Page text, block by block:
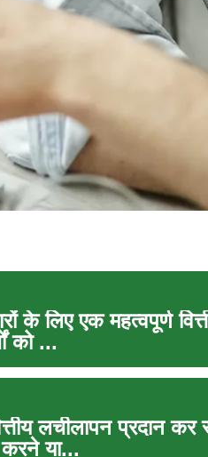
के लिए एक महत्वपूर्ण
को ...
लचीलापन प्रदान
करने या...